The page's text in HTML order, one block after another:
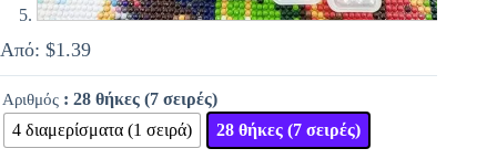
Από: $1.39
Αριθμός : 28 θήκες (7 σειρές)
4 διαμερίσματα (1 σειρά)
28 θήκες (7 σειρές)